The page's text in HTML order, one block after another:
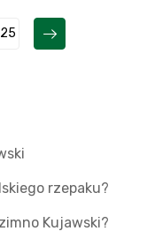
rzepaku?
Kujawski?